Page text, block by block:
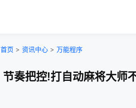
首页 > 资讯中心 > 万能程序
节奏把控!打自动麻将大师